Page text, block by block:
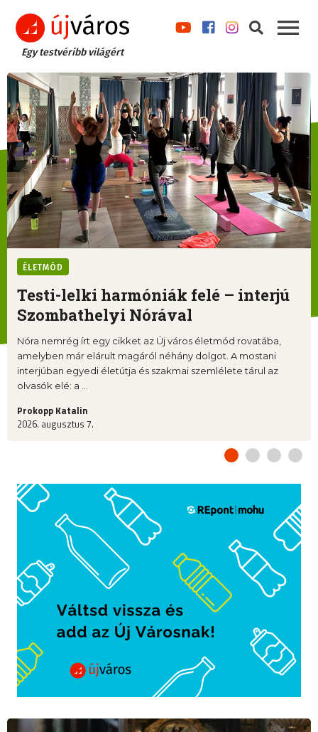
Egy testvéribb világért
ÉLETMÓD
Testi-lelki harmóniák felé – interjú
Szombathelyi Nórával
Nóra nemrég írt egy cikket az Új város életmód rovatába,
amelyben már elárult magáról néhány dolgot. A mostani
interjúban egyedi életútja és szakmai szemlélete tárul az
olvasók elé: a ...
Prokopp Katalin
2026. augusztus 7.